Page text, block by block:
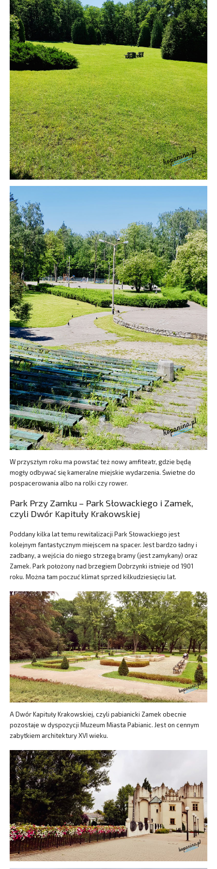
W przyszłym roku ma powstać też nowy amfiteatr, gdzie będą
mogły odbywać się kameralne miejskie wydarzenia. Świetne do
pospacerowania albo na rolki czy rower.
Park Przy Zamku – Park Słowackiego i Zamek,
czyli Dwór Kapituły Krakowskiej
Poddany kilka lat temu rewitalizacji Park Słowackiego jest
kolejnym fantastycznym miejscem na spacer. Jest bardzo ładny i
zadbany, a wejścia do niego strzegą bramy (jest zamykany) oraz
Zamek. Park położony nad brzegiem Dobrzynki istnieje od 1901
roku. Można tam poczuć klimat sprzed kilkudziesięciu lat.
A Dwór Kapituły Krakowskiej, czyli pabianicki Zamek obecnie
pozostaje w dyspozycji Muzeum Miasta Pabianic. Jest on cennym
zabytkiem architektury XVI wieku.